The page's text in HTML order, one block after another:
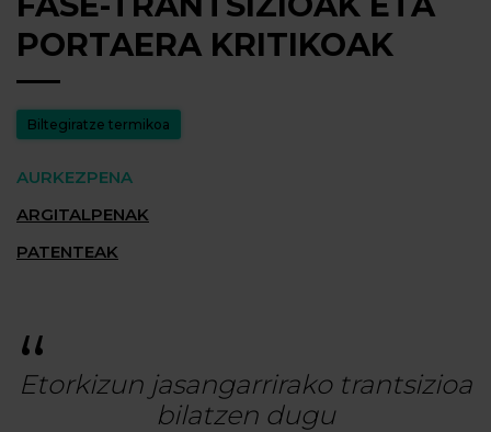
PORTAERA KRITIKOAK
Biltegiratze termikoa
AURKEZPENA
ARGITALPENAK
PATENTEAK
Etorkizun jasangarrirako trantsizioa
bilatzen dugu